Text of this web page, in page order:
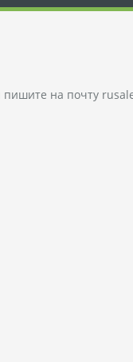
пишите на почту